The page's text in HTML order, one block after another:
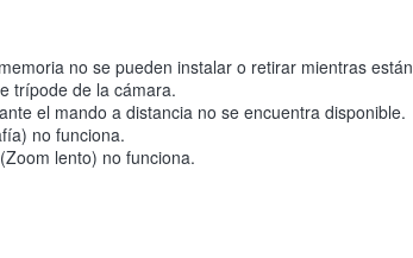
no se pueden instalar o retirar mientras están
trípode de la cámara.
el mando a distancia no se encuentra disponible.
no funciona.
lento) no funciona.